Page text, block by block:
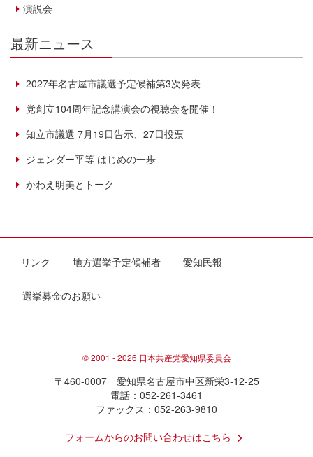
演説会
最新ニュース
2027年名古屋市議選予定候補第3次発表
党創立104周年記念講演会の視聴会を開催！
知立市議選 7月19日告示、27日投票
ジェンダー平等 はじめの一歩
かわえ明美とトーク
リンク 地方選挙予定候補者 愛知民報
選挙募金のお願い
© 2001 - 2026 日本共産党愛知県委員会
〒460-0007 愛知県名古屋市中区新栄3-12-25
電話：052-261-3461
ファックス：052-263-9810
フォームからのお問い合わせはこちら